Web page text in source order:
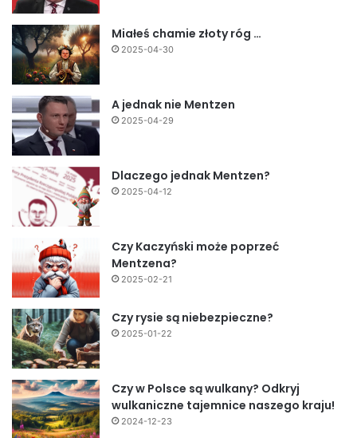
Miałeś chamie złoty róg …
2025-04-30
A jednak nie Mentzen
2025-04-29
Dlaczego jednak Mentzen?
2025-04-12
Czy Kaczyński może poprzeć
Mentzena?
2025-02-21
Czy rysie są niebezpieczne?
2025-01-22
Czy w Polsce są wulkany? Odkryj
wulkaniczne tajemnice naszego kraju!
2024-12-23